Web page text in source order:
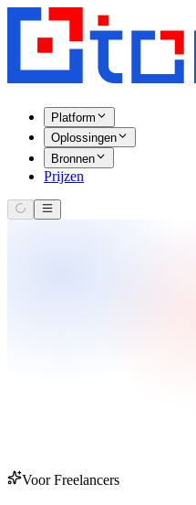
Platform
Oplossingen
Bronnen
Prijzen
Voor Freelancers